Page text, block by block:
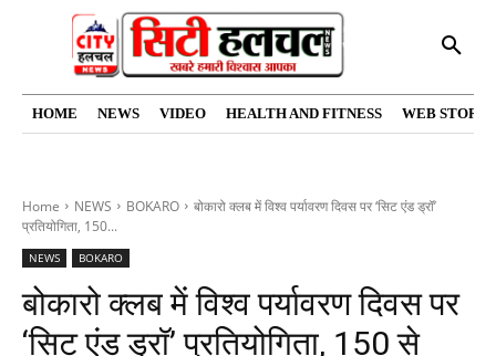
HOME NEWS VIDEO HEALTH AND FITNESS WEB
Home NEWS BOKARO
बोकारो क्लब में विश्व पर्यावरण दिवस पर ‘सिट एंड ड्रॉ’
प्रतियोगिता, 150...
NEWS BOKARO
बोकारो क्लब में विश्व पर्यावरण दिवस पर
‘सिट एंड ड्रॉ’ प्रतियोगिता, 150 से